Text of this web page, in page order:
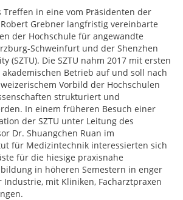
Treffen in eine vom Präsidenten der
Robert Grebner langfristig vereinbarte
der Hochschule für angewandte
Schweinfurt und der Shenzhen
(SZTU). Die SZTU nahm 2017 mit ersten
Betrieb auf und soll nach
Vorbild der Hochschulen
strukturiert und
In einem früheren Besuch einer
der SZTU unter Leitung des
Dr. Shuangchen Ruan im
für Medizintechnik interessierten sich
für die hiesige praxisnahe
in höheren Semestern in enger
mit Kliniken, Facharztpraxen